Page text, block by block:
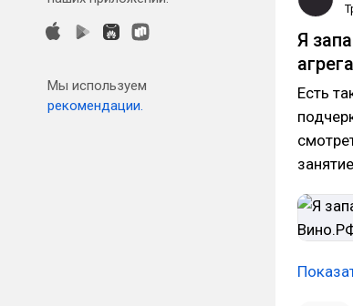
Мы используем
рекомендации.
Я
Есть